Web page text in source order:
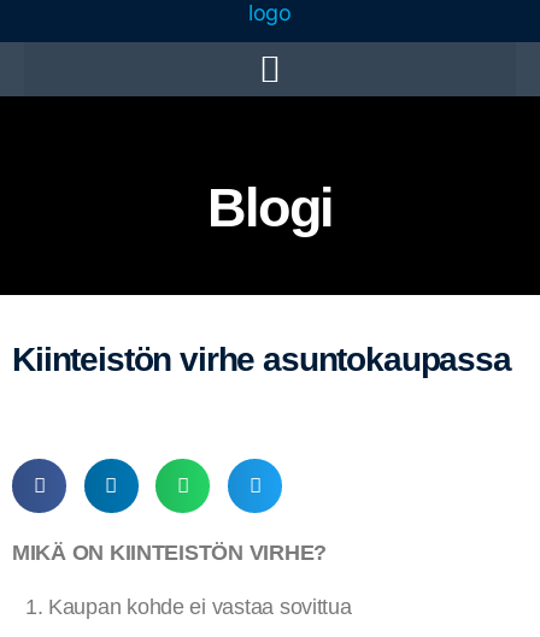
Blogi
Kiinteistön virhe asuntokaupassa
MIKÄ ON KIINTEISTÖN VIRHE?
Kaupan kohde ei vastaa sovittua